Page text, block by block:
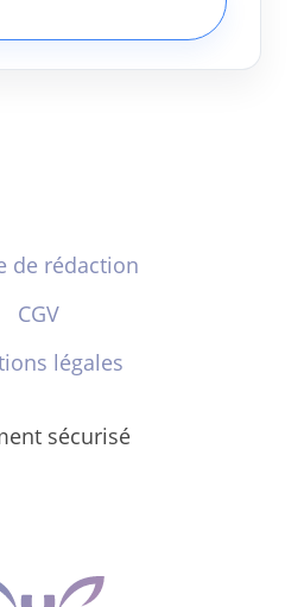
de rédaction
CGV
légales
sécurisé